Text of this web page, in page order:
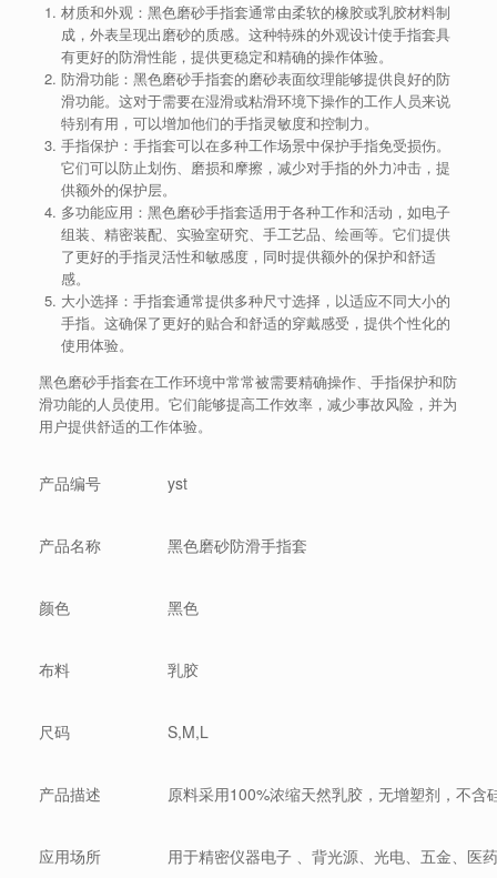
材质和外观：黑色磨砂手指套通常由柔软的橡胶或乳胶材料制
成，外表呈现出磨砂的质感。这种特殊的外观设计使手指套具
有更好的防滑性能，提供更稳定和精确的操作体验。
防滑功能：黑色磨砂手指套的磨砂表面纹理能够提供良好的防
滑功能。这对于需要在湿滑或粘滑环境下操作的工作人员来说
特别有用，可以增加他们的手指灵敏度和控制力。
手指保护：手指套可以在多种工作场景中保护手指免受损伤。
它们可以防止划伤、磨损和摩擦，减少对手指的外力冲击，提
供额外的保护层。
多功能应用：黑色磨砂手指套适用于各种工作和活动，如电子
组装、精密装配、实验室研究、手工艺品、绘画等。它们提供
了更好的手指灵活性和敏感度，同时提供额外的保护和舒适
感。
大小选择：手指套通常提供多种尺寸选择，以适应不同大小的
手指。这确保了更好的贴合和舒适的穿戴感受，提供个性化的
使用体验。
黑色磨砂手指套在工作环境中常常被需要精确操作、手指保护和防
滑功能的人员使用。它们能够提高工作效率，减少事故风险，并为
用户提供舒适的工作体验。
产品编号 yst
产品名称 黑色磨砂防滑手指套
颜色 黑色
布料 乳胶
尺码 S,M,L
产品描述 原料采用100%浓缩天然乳胶，无增塑剂，不
应用场所 用于精密仪器电子 、背光源、光电、五金、医